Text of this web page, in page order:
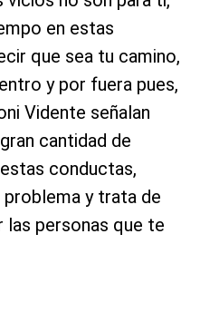
en estas
que sea tu camino,
y por fuera pues,
Vidente señalan
cantidad de
conductas,
y trata de
personas que te